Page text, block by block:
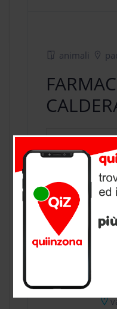
animali
provincia di
CONTATTI